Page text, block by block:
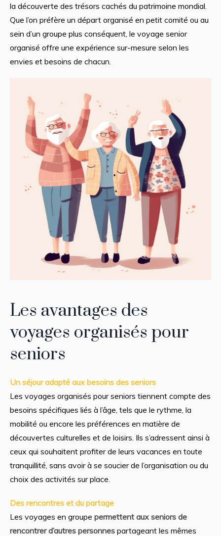
la découverte des trésors cachés du patrimoine mondial.
Que l’on préfère un départ organisé en petit comité ou au
sein d’un groupe plus conséquent, le voyage senior
organisé offre une expérience sur-mesure selon les
envies et besoins de chacun.
Les avantages des
voyages organisés pour
seniors
Un séjour adapté aux besoins des seniors
Les voyages organisés pour seniors tiennent compte des
besoins spécifiques liés à l’âge, tels que le rythme, la
mobilité ou encore les préférences en matière de
découvertes culturelles et de loisirs. Ils s’adressent ainsi à
ceux qui souhaitent profiter de leurs vacances en toute
tranquillité, sans avoir à se soucier de l’organisation ou du
choix des activités sur place.
Des rencontres et du partage
Les voyages en groupe permettent aux seniors de
rencontrer d’autres personnespartageant les mêmes